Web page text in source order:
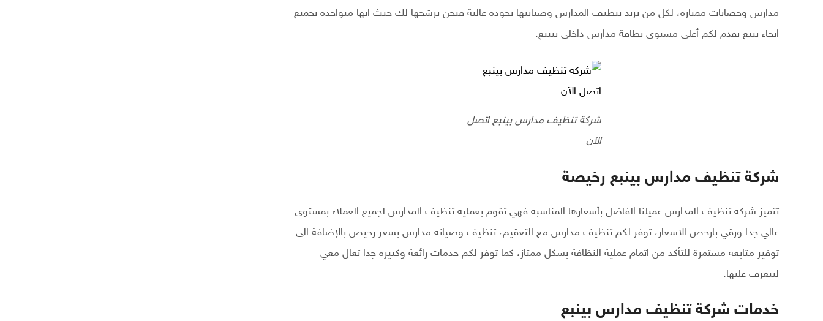
مدارس وحضانات ممتازة، لكل من يريد تنظيف المدارس وصيانتها بجوده عالية فنحن نرشحها لك حيث انها متواجدة بجميع
انحاء ينبع تقدم لكم أعلى مستوى نظافة مدارس داخلي بينبع.
شركة تنظيف مدارس بينبع اتصل
الآن
شركة تنظيف مدارس بينبع رخيصة
تتميز شركة تنظيف المدارس عميلنا الفاضل بأسعارها المناسبة فهي تقوم بعملية تنظيف المدارس لجميع العملاء بمستوى
عالي جدا ورقي بارخص الاسعار، توفر لكم تنظيف مدارس مع التعقيم، تنظيف وصيانه مدارس بسعر رخيص بالإضافة الى
توفير متابعه مستمرة للتأكد من اتمام عملية النظافة بشكل ممتاز، كما توفر لكم خدمات رائعة وكثيره جدا تعال معي
لنتعرف عليها.
خدمات شركة تنظيف مدارس بينبع